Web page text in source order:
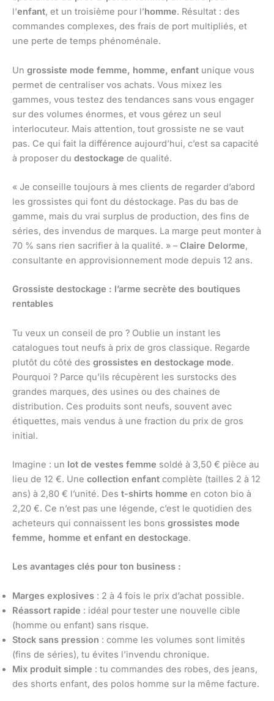
l’enfant, et un troisième pour l’homme. Résultat : des
commandes complexes, des frais de port multipliés, et
une perte de temps phénoménale.
Un grossiste mode femme, homme, enfant unique vous
permet de centraliser vos achats. Vous mixez les
gammes, vous testez des tendances sans vous engager
sur des volumes énormes, et vous gérez un seul
interlocuteur. Mais attention, tout grossiste ne se vaut
pas. Ce qui fait la différence aujourd’hui, c’est sa capacité
à proposer du destockage de qualité.
« Je conseille toujours à mes clients de regarder d’abord
les grossistes qui font du déstockage. Pas du bas de
gamme, mais du vrai surplus de production, des fins de
séries, des invendus de marques. La marge peut monter à
70 % sans rien sacrifier à la qualité. » –Claire Delorme,
consultante en approvisionnement mode depuis 12 ans.
Grossiste destockage : l’arme secrète des boutiques
rentables
Tu veux un conseil de pro ? Oublie un instant les
catalogues tout neufs à prix de gros classique. Regarde
plutôt du côté des grossistes en destockage mode.
Pourquoi ? Parce qu’ils récupèrent les surstocks des
grandes marques, des usines ou des chaines de
distribution. Ces produits sont neufs, souvent avec
étiquettes, mais vendus à une fraction du prix de gros
initial.
Imagine : un lot de vestes femme soldé à 3,50 € pièce au
lieu de 12 €. Une collection enfant complète (tailles 2 à 12
ans) à 2,80 € l’unité. Des t-shirts homme en coton bio à
2,20 €. Ce n’est pas une légende, c’est le quotidien des
acheteurs qui connaissent les bons grossistes mode
femme, homme et enfant en destockage.
Les avantages clés pour ton business :
Marges explosives : 2 à 4 fois le prix d’achat possible.
Réassort rapide : idéal pour tester une nouvelle cible
(homme ou enfant) sans risque.
Stock sans pression : comme les volumes sont limités
(fins de séries), tu évites l’invendu chronique.
Mix produit simple : tu commandes des robes, des jeans,
des shorts enfant, des polos homme sur la même facture.